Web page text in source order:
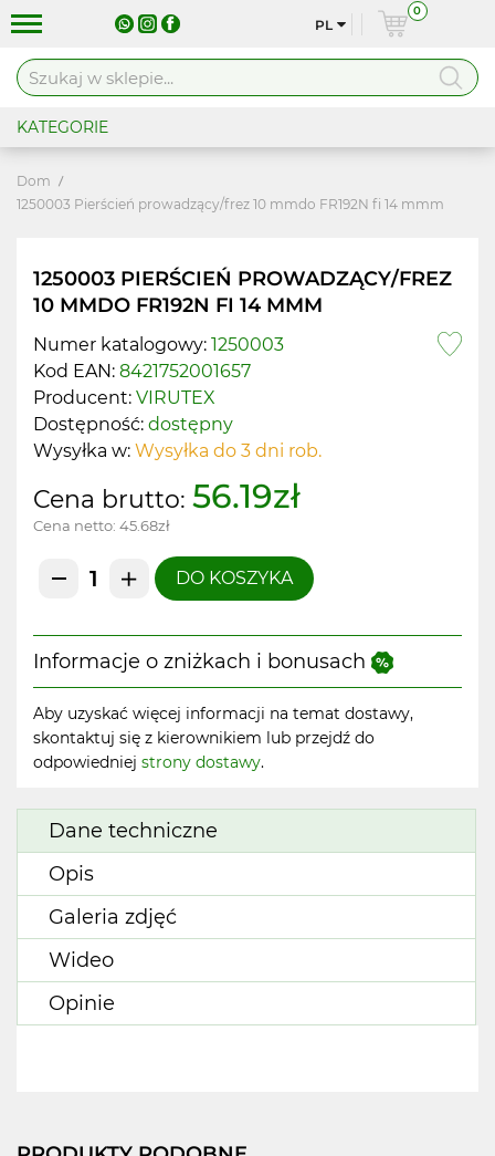
PL
0
KATEGORIE
Dom
1250003 Pierścień prowadzący/frez 10 mmdo FR192N fi 14 mmm
1250003 PIERŚCIEŃ PROWADZĄCY/FREZ
10 MMDO FR192N FI 14 MMM
Numer katalogowy: 1250003
Kod EAN: 8421752001657
Producent: VIRUTEX
Dostępność: dostępny
Wysyłka w: Wysyłka do 3 dni rob.
Cena brutto: 56.19zł
Cena netto: 45.68zł
DO KOSZYKA
Informacje o zniżkach i bonusach
Aby uzyskać więcej informacji na temat dostawy,
skontaktuj się z kierownikiem lub przejdź do
odpowiedniej strony dostawy.
Dane techniczne
Opis
Galeria zdjęć
Wideo
Opinie